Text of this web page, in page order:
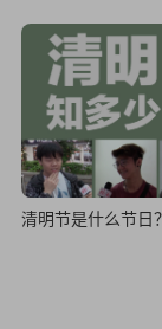
清明节是什么节日